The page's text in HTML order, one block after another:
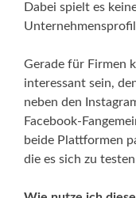
Dabei spielt es
Gerade für Firmen
interessant sein,
neben den
Facebook-
beide Plattformen
die es sich zu